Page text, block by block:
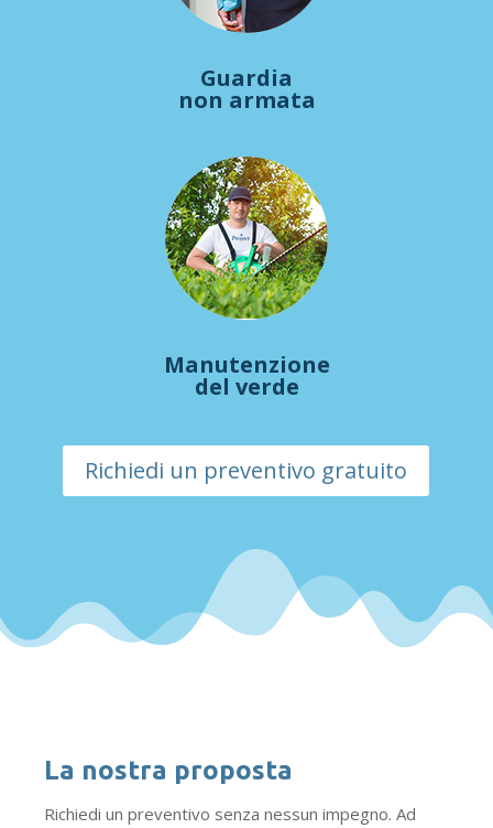
Guardia
non armata
Manutenzione
del verde
Richiedi un preventivo gratuito
La nostra proposta
Richiedi un preventivo senza nessun impegno. Ad